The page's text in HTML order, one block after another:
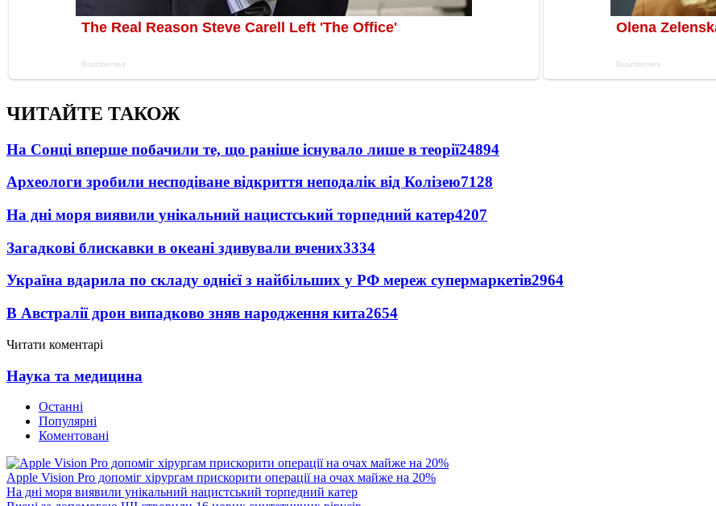
ЧИТАЙТЕ ТАКОЖ
На Сонці вперше побачили те, що раніше існувало лише в теорії24894
Археологи зробили несподіване відкриття неподалік від Колізею7128
На дні моря виявили унікальний нацистський торпедний катер4207
Загадкові блискавки в океані здивували вчених3334
Україна вдарила по складу однієї з найбільших у РФ мереж супермаркетів2964
В Австралії дрон випадково зняв народження кита2654
Читати коментарі
Наука та медицина
Останні
Популярні
Коментовані
Apple Vision Pro допоміг хірургам прискорити операції на очах майже на 20%
На дні моря виявили унікальний нацистський торпедний катер